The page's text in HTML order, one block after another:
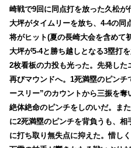
崎戦で9回に同点打を放った久松
大坪がタイムリーを放ち、4-4の同
将がヒット(夏の長崎大会を含めて
大坪が5-4と勝ち越しとなる3塁打
2枚看板の力投も光った。先発した
再びマウンドへ。1死満塁のピン
ースリー”のカウントから三振を
絶体絶命のピンチをしのいだ。ま
に2死満塁のピンチを背負うも、
に打ち取り無失点に抑えた。惜し